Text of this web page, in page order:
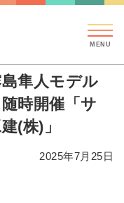
だから。霧島隼人モデル
隼人モデル
時開催「サ
(株)」
2025年7月25日